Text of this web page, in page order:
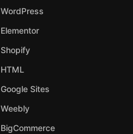
WordPress
Elementor
Shopify
HTML
Google Sites
Weebly
BigCommerce